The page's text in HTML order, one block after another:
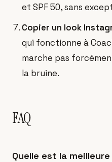
et SPF 50, sans
Copier un look
qui fonctionne à
marche pas
la bruine.
FAQ
Quelle est la